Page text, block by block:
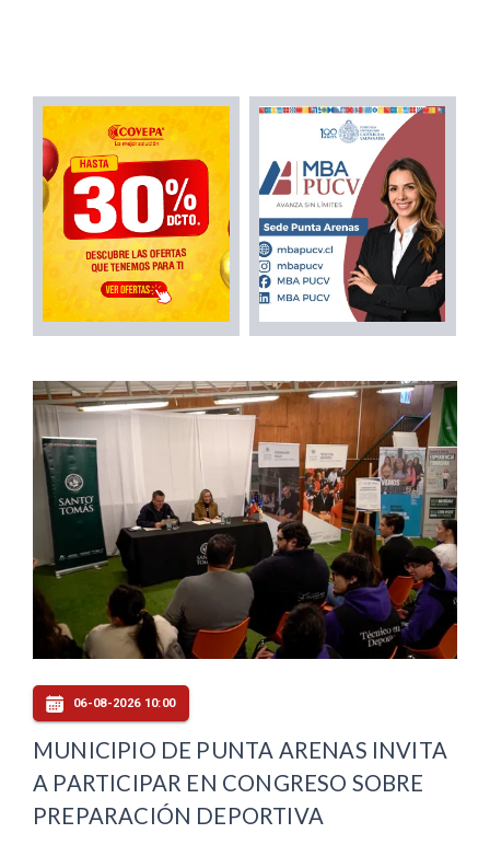
06-08-2026 10:00
MUNICIPIO DE PUNTA ARENAS INVITA
A PARTICIPAR EN CONGRESO SOBRE
PREPARACIÓN DEPORTIVA